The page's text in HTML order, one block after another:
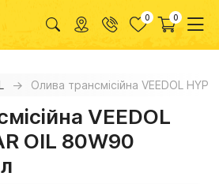
0 0
Олива трансмісійна VEEDOL
VEEDOL
OIL 80W90